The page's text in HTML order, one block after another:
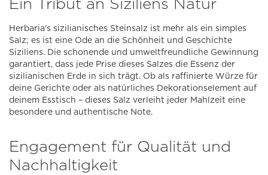
Herbaria's sizilianisches Steinsalz ist mehr als ein simples
Salz; es ist eine Ode an die Schönheit und Geschichte
Siziliens. Die schonende und umweltfreundliche Gewinnung
garantiert, dass jede Prise dieses Salzes die Essenz der
sizilianischen Erde in sich trägt. Ob als raffinierte Würze für
deine Gerichte oder als natürliches Dekorationselement auf
deinem Esstisch – dieses Salz verleiht jeder Mahlzeit eine
besondere und authentische Note.
Engagement für Qualität und
Nachhaltigkeit